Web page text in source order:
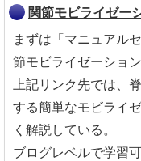
関節モビライゼー
まずは「マニュアル
節モビライゼーション
上記リンク先では、
する簡単なモビライ
く解説している。
ブログレベルで学習